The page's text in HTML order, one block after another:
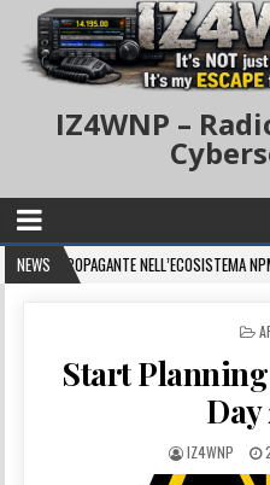
IZ4WNP –
NEWS
NELL’ECOSISTEMA NPM 2026-
Start
Day
IZ4WNP